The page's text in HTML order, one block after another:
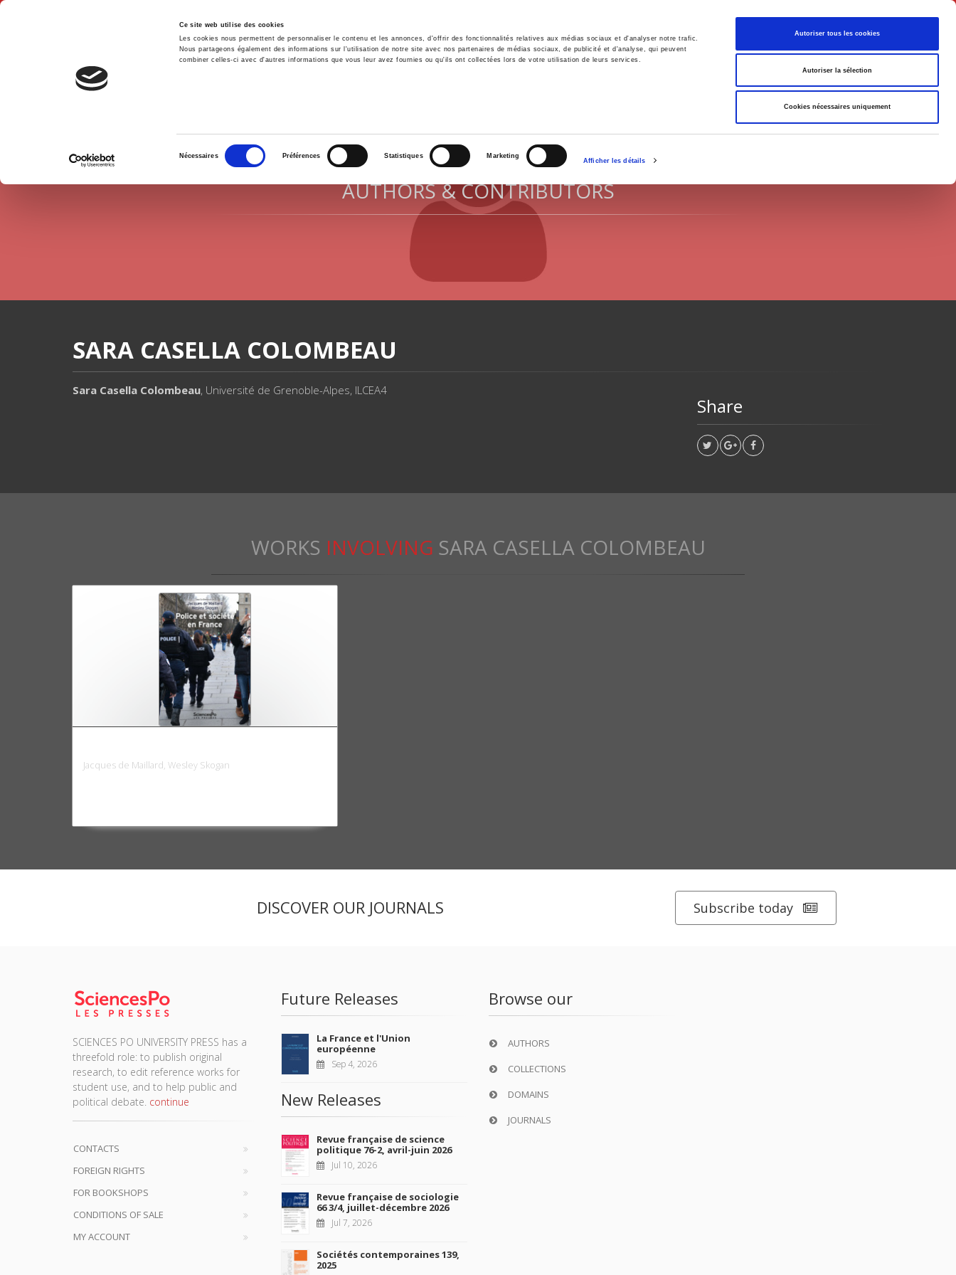
Ce site web utilise des cookies
Les cookies nous permettent de personnaliser le contenu et les annonces, d'offrir des fonctionnalités relatives aux médias sociaux et d'analyser notre trafic.
Nous partageons également des informations sur l'utilisation de notre site avec nos partenaires de médias sociaux, de publicité et d'analyse, qui peuvent
combiner celles-ci avec d'autres informations que vous leur avez fournies ou qu'ils ont collectées lors de votre utilisation de leurs services.
consentement
Nécessaires Préférences Statistiques Marketing
Afficher les détails
Autoriser tous les cookies
Autoriser la sélection
Cookies nécessaires uniquement
English
Home Environment History International Politics
AUTHORS & CONTRIBUTORS
SARA CASELLA COLOMBEAU
Sara Casella Colombeau, Université de Grenoble-Alpes, ILCEA4
Share
WORKS INVOLVING SARA CASELLA COLOMBEAU
Jacques de Maillard, Wesley Skogan
DISCOVER OUR JOURNALS Subscribe today
SCIENCES PO UNIVERSITY PRESS has a
threefold role: to publish original
research, to edit reference works for
student use, and to help public and
political debate. continue
CONTACTS
FOREIGN RIGHTS
FOR BOOKSHOPS
CONDITIONS OF SALE
MY ACCOUNT
Future Releases
La France et l'Union
européenne
Sep 4, 2026
New Releases
Revue française de science
politique 76-2, avril-juin 2026
Jul 10, 2026
Revue française de sociologie
66 3/4, juillet-décembre 2026
Jul 7, 2026
Sociétés contemporaines 139,
2025
Browse our
AUTHORS
COLLECTIONS
DOMAINS
JOURNALS